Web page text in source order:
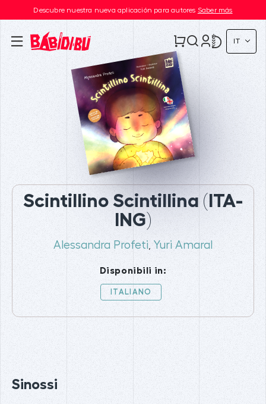
Descubre nuestra nueva aplicación para autores Saber más
IT
Scintillino Scintillina (ITA-
ING)
Alessandra Profeti ,Yuri Amaral
Disponibili in:
ITALIANO
Sinossi